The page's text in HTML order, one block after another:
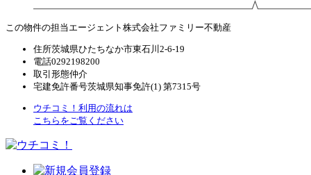
この物件の担当エージェント 株式会社ファミリー不動産
住所茨城県ひたちなか市東石川2-6-19
電話0292198200
取引形態仲介
宅建免許番号茨城県知事免許(1) 第7315号
ウチコミ！利用の流れは
こちらをご覧ください